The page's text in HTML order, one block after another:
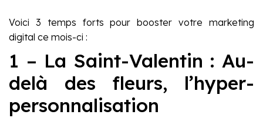
Voici 3 temps forts pour booster votre marketing
digital ce mois-ci :
1 – La Saint-Valentin : Au-
delà des fleurs, l’hyper-
personnalisation